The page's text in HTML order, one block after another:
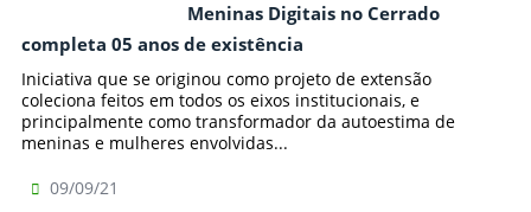
Meninas Digitais no Cerrado
completa 05 anos de existência
Iniciativa que se originou como projeto de extensão
coleciona feitos em todos os eixos institucionais, e
principalmente como transformador da autoestima de
meninas e mulheres envolvidas...
09/09/21